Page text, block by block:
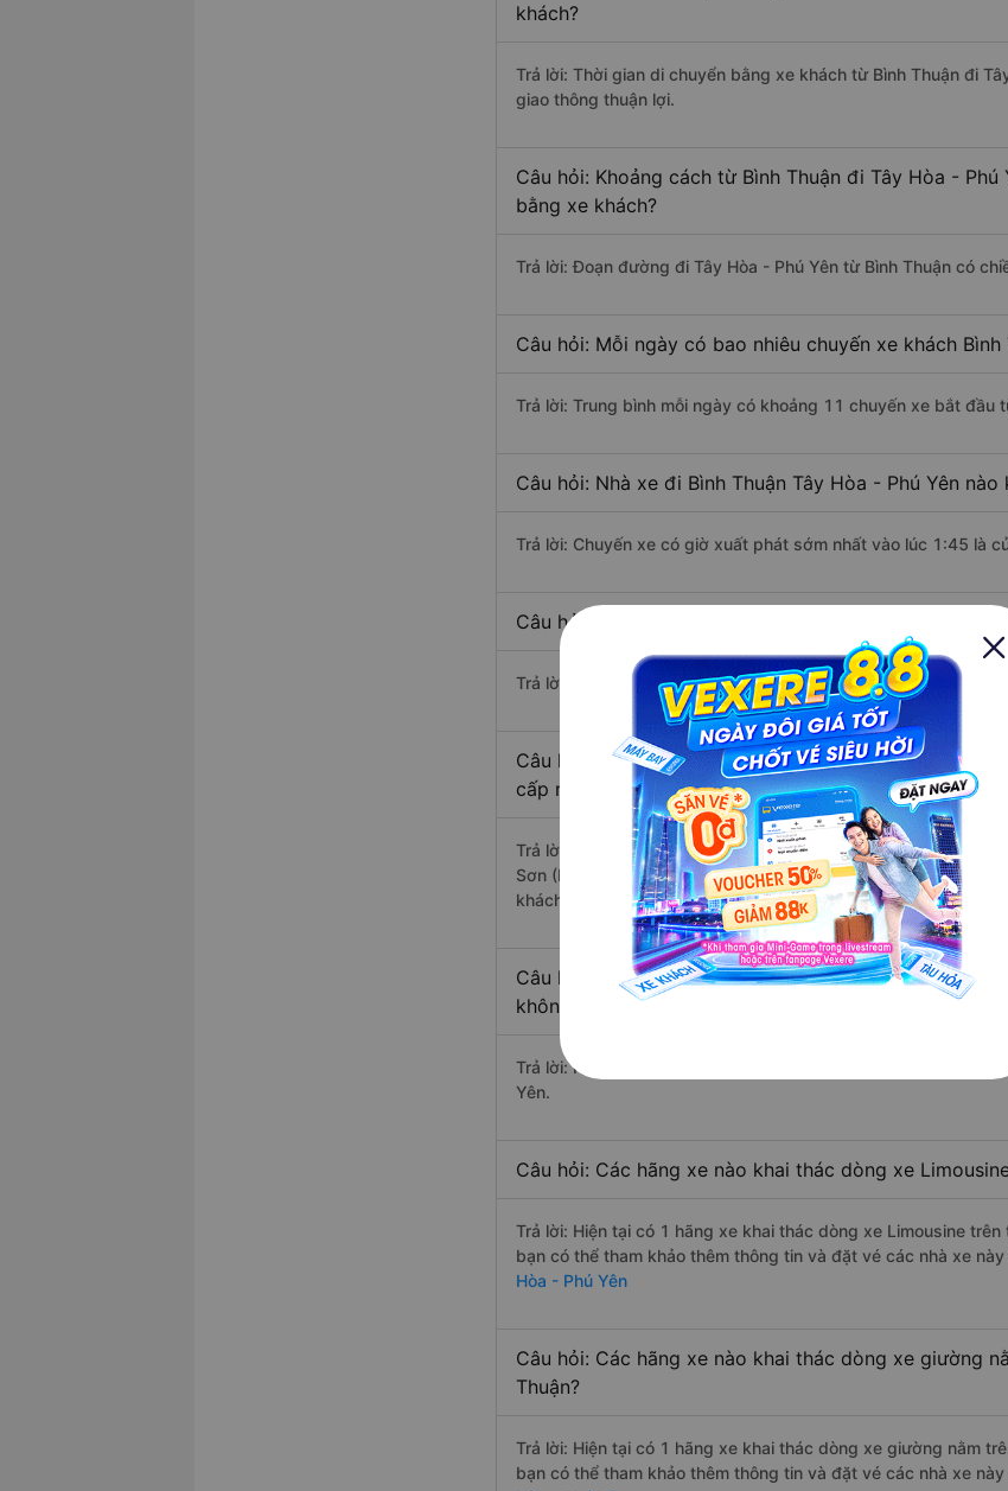
khách?
Trả lời: Thời gian di chuyển bằng xe khách từ Bình Thuận đi
giao thông thuận lợi.
Câu hỏi: Khoảng cách từ Bình Thuận đi Tây Hòa -
bằng xe khách?
Trả lời: Đoạn đường đi Tây Hòa - Phú Yên từ Bình Thuận có
Câu hỏi: Mỗi ngày có bao nhiêu chuyến xe khách
Trả lời: Trung bình mỗi ngày có khoảng 11 chuyến xe bắt đầu
Câu hỏi: Nhà xe đi Bình Thuận Tây Hòa - Phú Yên
Trả lời: Chuyến xe có giờ xuất phát sớm nhất vào lúc 1:45 là
Câu hỏi: Nhà xe đi Tây Hòa - Phú Yên từ Bình Thuận
Trả lời: Chuyến xe có giờ xuất phát trễ (muộn) nhất là vào lúc
Câu hỏi: Review xe đi Tây Hòa - Phú Yên từ Bình
cấp nhất?
Trả lời: Những hãng xe đi Bình Thuận Tây Hòa - Phú Yên
Sơn (Phú Yên) đi Tây Hòa - Phú Yên từ Bình Thuận với điểm
khách hàng).
Câu hỏi: Có loại xe Bình Thuận Tây Hòa - Phú Yên
không?
Trả lời: Hiện tại chưa có nhà xe nào có loại xe giường nằm đôi
Yên.
Câu hỏi: Các hãng xe nào khai thác dòng xe
Trả lời: Hiện tại có 1 hãng xe khai thác dòng xe Limousine
bạn có thể tham khảo thêm thông tin và đặt vé các nhà xe
Hòa - Phú Yên
Câu hỏi: Các hãng xe nào khai thác dòng xe giường
Thuận?
Trả lời: Hiện tại có 1 hãng xe khai thác dòng xe giường nằm
bạn có thể tham khảo thêm thông tin và đặt vé các nhà xe